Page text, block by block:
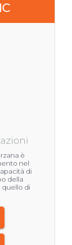
è
nel
di
della
quello di